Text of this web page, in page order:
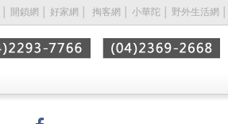
開鎖網 好家網 掏客網 小華陀 野外生活網